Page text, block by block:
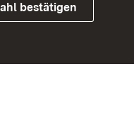
bestätigen